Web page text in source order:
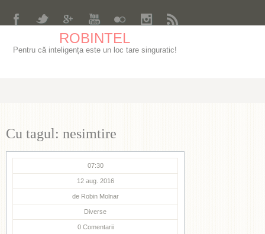
ROBINTEL
Pentru că inteligența este un loc tare singuratic!
Cu tagul: nesimtire
07:30
12 aug. 2016
de Robin Molnar
Diverse
0 Comentarii